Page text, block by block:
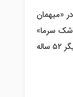
«میهمان
سرما»
،پارسا در سریال تلویزیونی « در پناه تو» و نقش بهمن در سریال نمایش خانگی «یاغی» از جمله نقش های این بازیگر ۵۲ ساله